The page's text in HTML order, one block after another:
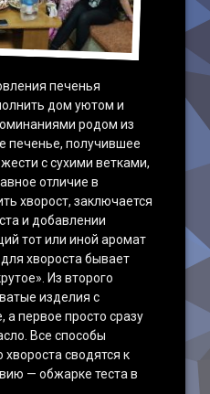
печенья
дом уютом и
родом из
печенье, получившее
с сухими ветками,
отличие в
хворост, заключается
и добавлении
тот или иной аромат
хвороста бывает
Из второго
изделия с
а первое просто сразу
Все способы
хвороста сводятся к
— обжарке теста в